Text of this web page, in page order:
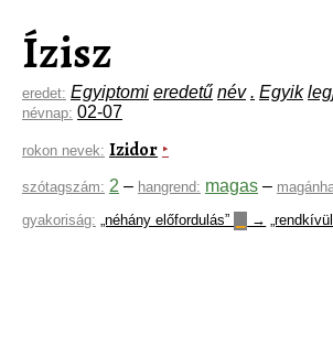
Ízisz
eredet: Egyiptomi eredetű név . Egyik
névnap: 02-07
rokon nevek: Izidor ‣
szótagszám: 2 – hangrend: magas –
gyakoriság: „néhány előfordulás” →